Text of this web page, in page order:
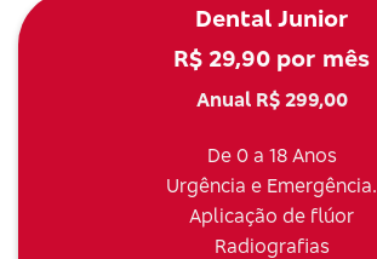
Dental Junior
R$ 29,90 por mês
Anual R$ 299,00
De 0 a 18 Anos
Urgência e Emergência.
Aplicação de flúor
Radiografias